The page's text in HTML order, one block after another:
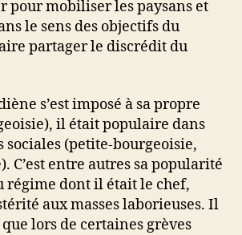
pour mobiliser les paysans et
le sens des objectifs du
partager le discrédit du
s’est imposé à sa propre
il était populaire dans
sociales (petite-bourgeoisie,
C’est entre autres sa popularité
régime dont il était le chef,
aux masses laborieuses. Il
lors de certaines grèves